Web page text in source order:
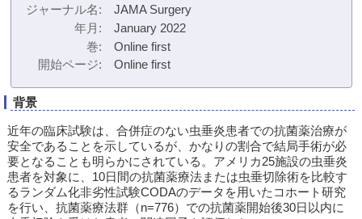
ジャーナル名
JAMA Surgery
年月
January 2022
巻
Online first
開始ページ
Online first
背景
近年の臨床試験は、合併症のない虫垂炎患者での抗菌薬治療が
安全であることを示しているが、かなりの割合で結局手術が必
要となることも明らかにされている。アメリカ25施設の虫垂炎
患者を対象に、10日間の抗菌薬療法または虫垂切除術を比較す
るランダム化非劣性試験CODAのデータを用いたコホート研究
を行い、抗菌薬療法群（n=776）での抗菌薬開始後30日以内に